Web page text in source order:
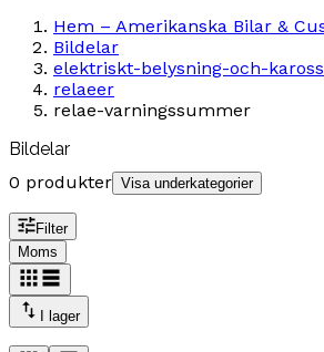
Hem – Amerikanska Bilar &
Bildelar
elektriskt-belysning-och-kaross
relaeer
relae-varningssummer
Bildelar
0 produkter Visa underkategorier
Filter
Moms
I lager